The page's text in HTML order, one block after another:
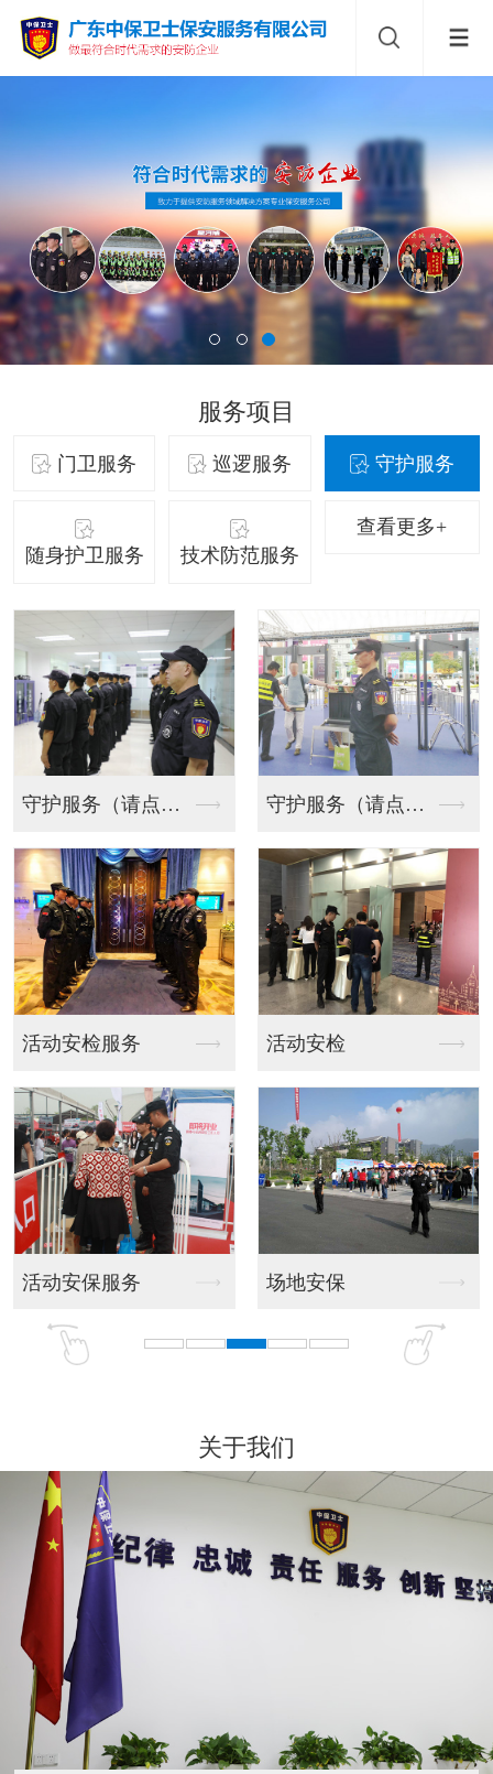
服务项目
门卫服务 巡逻服务 守护服务
随身护卫服务 技术防范服务
查看更多+
守护服务（请点击）
活动安检
场地安保
随身护卫服务（请点击...
随身护卫服务
随身护卫
关于我们